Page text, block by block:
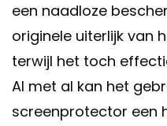
een naadloze
originele uiterlijk van
terwijl het toch
Al met al kan het
screenprotector een